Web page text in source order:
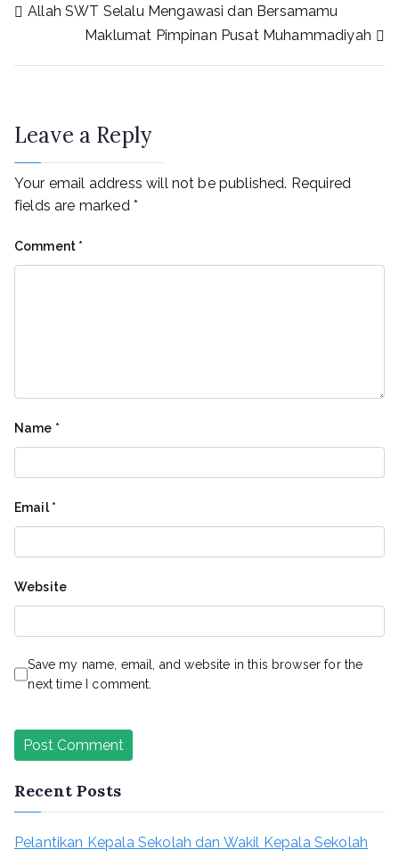
Allah SWT Selalu Mengawasi dan Bersamamu
Maklumat Pimpinan Pusat Muhammadiyah
Leave a Reply
Your email address will not be published. Required
fields are marked *
Comment *
Name *
Email*
Website
Save my name, email, and website in this browser for the
next time I comment.
Recent Posts
Pelantikan Kepala Sekolah dan Wakil Kepala Sekolah